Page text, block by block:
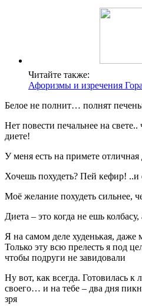
Читайте также:
Афоризмы и изречения
Белое не полнит… полнят
Нет повести печальнее на
диете!
У меня есть на примете
Хочешь похудеть? Пей кефир!
Моё желание похудеть сильнее,
Диета – это когда не ешь
Я на самом деле худенькая,
Только эту всю прелесть я под
чтобы подруги не завидовали
Ну вот, как всегда. Готовилась к
своего… и на тебе – два дня
зря